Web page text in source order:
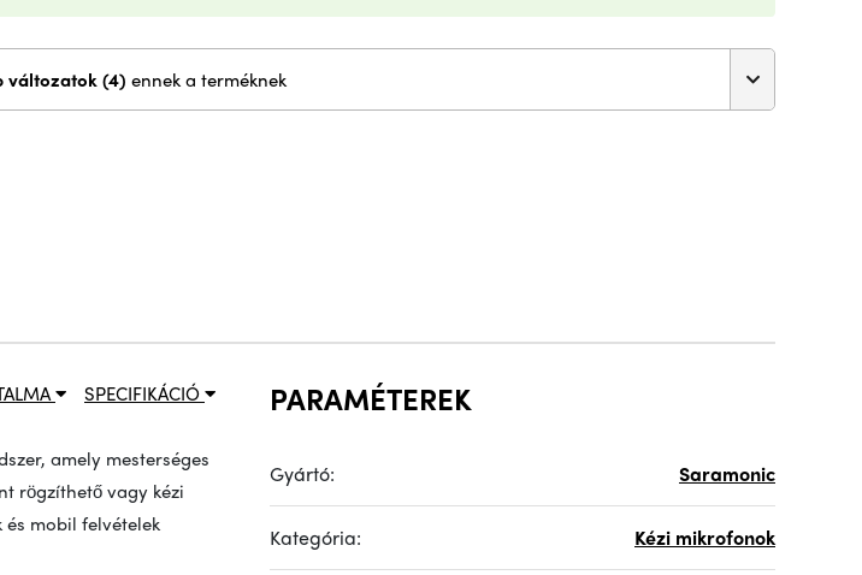
Egyéb változatok (4) ennek a terméknek
SPECIFIKÁCIÓ
amely mesterséges
rögzíthető vagy kézi
mobil felvételek
PARAMÉTEREK
Gyártó: Saramonic
Kategória: Kézi mikrofonok